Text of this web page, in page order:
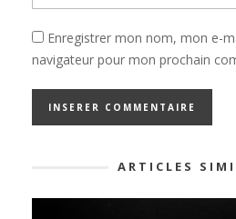
Enregistrer mon nom, mon e-
navigateur pour mon prochain
ARTICLES